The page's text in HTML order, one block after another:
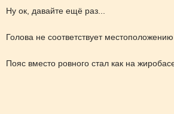
Ну ок, давайте ещё раз...
Голова не соответствует
Пояс вместо ровного стал как на